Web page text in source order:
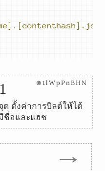
⊗tlWpPnBHN
ด ตั้งค่าการบิลด์ให้ได้
ชื่อและแฮช
→